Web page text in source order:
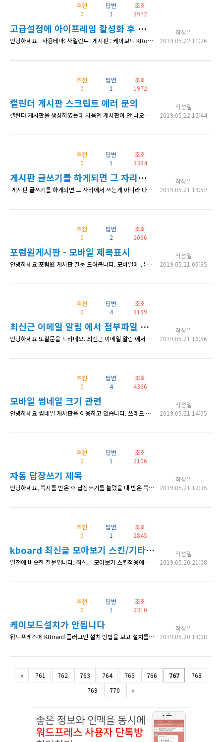
추천
0
답변
1
조회
3972
고급설정에 아이프레임 활성화 후 문의사항
안녕하세요. -사용테마: 사일런트 -게시판 : 케이보드 KBoard 원더풀 제품소개 스킨 얼마전 해당스킨사용시 모바일에서 우측메뉴가 노출이 되지않아 문의를 드렸고 고급설정에서 아이프레임보기 활성화로 해결되었습니다. 하지만 사용중 기존사용과 다른 부분이 발견되어 문의드립니다. Factory Search 상세보기페이지에서 하단 리스트에 게시글을 클릭하면 상세페이지 상단이 보여야하는데 중간위치부터 보여져서 스크롤을 상단으로 올
작성일
2019.05.22 11:26
추천
0
답변
1
조회
1972
캘린더 게시판 스크립트 에러 문의
캘린더 게시판을 생성하였는데 처음엔 게시판이 안 나오다가 브라우저 디버깅 하려고 (요소검사) 하면 게시판이 나옵니다. 스크립트 에러나는데, 어떻게 해결해야 할까요? http://landcloudtv.com/live-schedule/
작성일
2019.05.22 12:44
추천
0
답변
1
조회
3384
게시판 글쓰기를 하게되면 그 자리에서 쓰는게 아니라 다른 쓰는 페이지 화면이 나와 거기서 쓸 수 없나요 ?
게시판 글쓰기를 하게되면 그 자리에서 쓰는게 아니라 다른 쓰는 페이지 화면이 나와 거기서 쓸 수 없나요 ? 현재 한 페이지에 게시판을 여러개 넣었는데 한개 게시판만 글쓰기를 하면 다른 게시판들이 글쓰기가 다 되서 힘듭니다 혹시 게시판 글쓰기를 하게되면 다른 쓰는 페이지 화면만 나와서 거기서만 쓸 수가 없을까요 ?
작성일
2019.05.21 19:52
추천
0
답변
2
조회
2066
포럼원게시판 - 모바일 제목표시
안녕하세요 포럼원 게시판 질문 드려봅니다. 모바일에 글 제목이 다 나오게 하려고 작성일을 지웠는데 여전히 공백으로 나오네요 list.php에서 title 항목에 cut-strings 클래스를 지웠더니 레이아웃이 엉망이 되어 다시 롤백시켰네요 혹시 가로화면시 추천,댓글,조회와 함께 제목 위에 넣으면 좋겠다 싶습니다. 도움 부탁드립니다. 이미지 URL https://imgur.com/a/bQiSbOj
작성일
2019.05.21 05:35
추천
0
답변
4
조회
3199
최신근 이메일 알림 에서 첨부파일 기능관련
안녕하세요 또질문을 드리네요. 최신근 이메일 알림 에서 첨부파일 기능은 잘 사용하고 있습니다. 문제는 최신글 이메일 알림을 사용하지 않고 function.php 에 add_action('kboard_document_insert', 'my_kboard_document_insert', 10, 4); function my_kboard_document_insert($content_uid, $board_id, $content, $
작성일
2019.05.21 16:56
추천
0
답변
4
조회
4366
모바일 썸네일 크기 관련
안녕하세요 썸네일 게시판을 이용하고 있습니다. 쓰레드 글을 검색하여 보고 유저가 썸네일 등록을 안할시에 기본 썸네일 출력하도록 하였는데 문제가 발생하였습니다. 1. default-mobile 이미지 크기를 96, 70으로 하면 해상도가 너무 떨어져서 2. 이미지 크기를 크게하고 출력만 작게하려고 하는데 3. 이미지 원본 사이즈로 출력이 되고 있습니다 https://imgur.com/Xxg6KlL 이미지
작성일
2019.05.21 14:05
추천
0
답변
1
조회
2106
자동 답장쓰기 제목
안녕하세요, 쪽지를 받은 후 답장쓰기를 눌렀을 때 받은 쪽지의 제목과 앞에 Re: 가 자동으로 나오게 하려고 하는데 어떻게 해야 할까요? 예를들어 받은 쪽지가 Test 면 답장쓰기를 눌렀을때 자동으로 완성되는 제목은 Re: Test 가 되도록 입니다. 감사합니다.
작성일
2019.05.21 12:35
추천
0
답변
1
조회
2845
kboard 최신글 모아보기 스킨/기타 문의합니다.
일전에 비슷한 질문입니다. 최신글 모아보기 스킨적용에서 총게시글이 20개라면 1번에서 5번까지는 (디폴트)리스트형, 6번에서~10번까지는 웹진형 ,10번~20번까지는 갤러리형 식으로 적용하고 싶습니다. ★예를들어 리스트형 적용시 1번에서5번까지는 건너뛰고 6번부터 적용하고 싶습니다 offset설정 옵션이 있었으면 좋겠습니다.
작성일
2019.05.20 21:08
추천
0
답변
1
조회
2310
케이보드설치가 안됩니다
워드프레스에 KBoard 플러그인 설치 방법을 보고 설치를 진행중입니다. 파일을 다운받고 플러그인으로 업로드를 하려고 하는데 한개의 파일은 업로드가 되는데 한개의 파일은 업로드가 안됩니다. 확인부탁드립니다. "파일을 복사할 수 없습니다. kboard/assets/font-awesome/font/fontawesome-webfont.ttf" 계속뜨고 파일 업로드가 되지 않습니다. 010-6471-9944 로 연락부
작성일
2019.05.20 18:08
« 761 762 763 764 765 766 767
768
769
770 »